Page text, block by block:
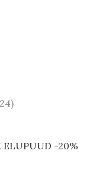
24
ELUPUUD -20%